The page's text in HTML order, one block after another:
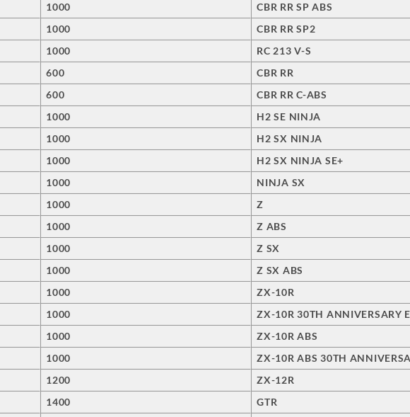
1000 CBR RR SP ABS
1000 CBR RR SP2
1000 RC 213 V-S
600 CBR RR
600 CBR RR C-ABS
1000 H2 SE NINJA
1000 H2 SX NINJA
1000 H2 SX NINJA SE+
1000 NINJA SX
1000 Z
1000 Z ABS
1000 Z SX
1000 Z SX ABS
1000 ZX-10R
1000 ZX-10R 30TH ANNIVERSARY
1000 ZX-10R ABS
1000 ZX-10R ABS 30TH
1200 ZX-12R
1400 GTR